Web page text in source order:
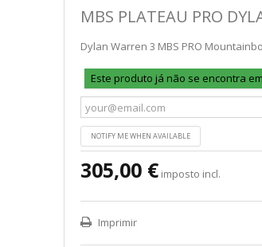
MBS PLATEAU PRO
Dylan Warren 3 MBS PRO
Este produto já não se encontra
NOTIFY ME WHEN AVAILABLE
305,00 € imposto incl.
Imprimir